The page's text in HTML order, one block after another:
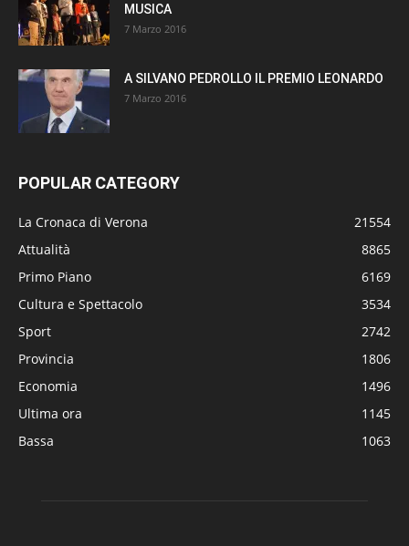
MUSICA
7 Marzo 2016
A SILVANO PEDROLLO IL PREMIO LEONARDO
7 Marzo 2016
POPULAR CATEGORY
La Cronaca di Verona
21554
Attualità
8865
Primo Piano
6169
Cultura e Spettacolo
3534
Sport
2742
Provincia
1806
Economia
1496
Ultima ora
1145
Bassa
1063